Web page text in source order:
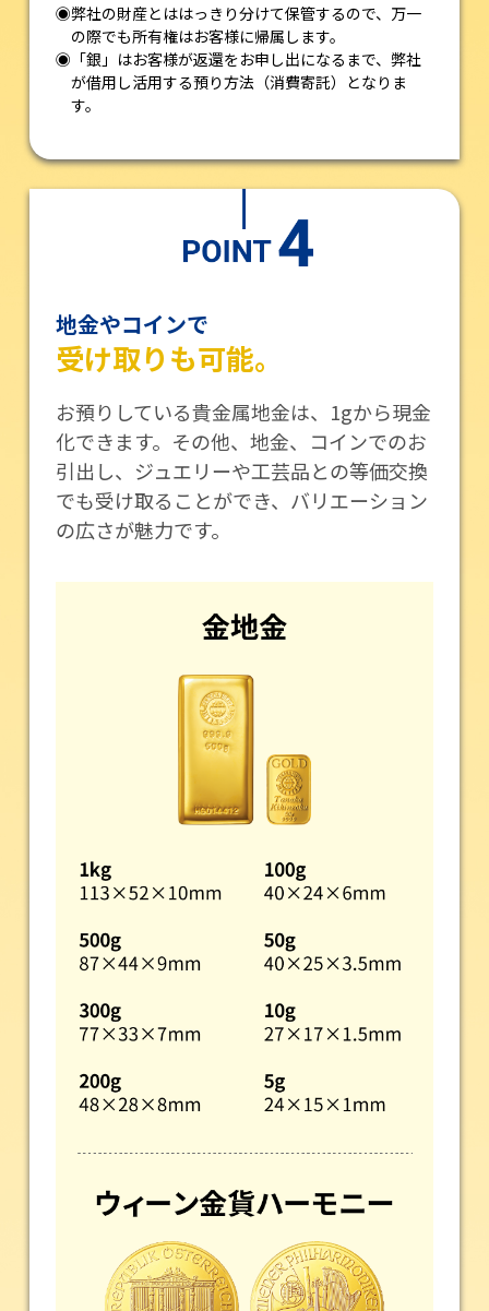
◉弊社の財産とははっきり分けて保管するので、万一
の際でも所有権はお客様に帰属します。
◉「銀」はお客様が返還をお申し出になるまで、弊社
が借用し活用する預り方法（消費寄託）となりま
す。
地金やコインで
受け取りも可能。
お預りしている貴金属地金は、1gから現金
化できます。その他、地金、コインでのお
引出し、ジュエリーや工芸品との等価交換
でも受け取ることができ、バリエーション
の広さが魅力です。